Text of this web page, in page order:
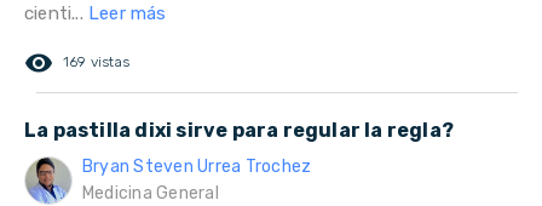
cienti... Leer más
remove_red_eye 169 vistas
La pastilla dixi sirve para regular la regla?
Bryan Steven Urrea Trochez
Medicina General